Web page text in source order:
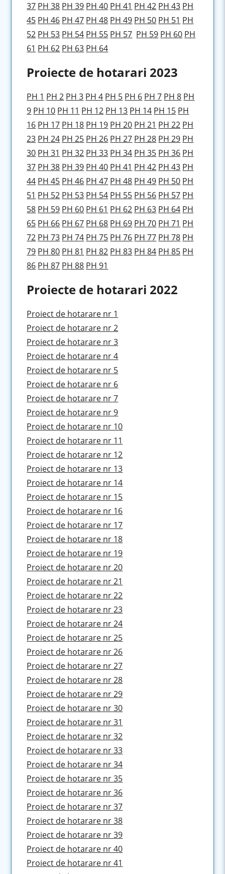
37 PH 38 PH 39 PH 40 PH 41 PH 42 PH 43 PH
45 PH 46 PH 47 PH 48 PH 49 PH 50 PH 51 PH
52 PH 53 PH 54 PH 55 PH 57 PH 59 PH 60 PH
61 PH 62 PH 63 PH 64
Proiecte de hotarari 2023
PH 1 PH 2 PH 3 PH 4 PH 5 PH 6 PH 7 PH 8 PH
9 PH 10 PH 11 PH 12 PH 13 PH 14 PH 15 PH
16 PH 17 PH 18 PH 19 PH 20 PH 21 PH 22 PH
23 PH 24 PH 25 PH 26 PH 27 PH 28 PH 29 PH
30 PH 31 PH 32 PH 33 PH 34 PH 35 PH 36 PH
37 PH 38 PH 39 PH 40 PH 41 PH 42 PH 43 PH
44 PH 45 PH 46 PH 47 PH 48 PH 49 PH 50 PH
51 PH 52 PH 53 PH 54 PH 55 PH 56 PH 57 PH
58 PH 59 PH 60 PH 61 PH 62 PH 63 PH 64 PH
65 PH 66 PH 67 PH 68 PH 69 PH 70 PH 71 PH
72 PH 73 PH 74 PH 75 PH 76 PH 77 PH 78 PH
79 PH 80 PH 81 PH 82 PH 83 PH 84 PH 85 PH
86 PH 87 PH 88 PH 91
Proiecte de hotarari 2022
Proiect de hotarare nr 1
Proiect de hotarare nr 2
Proiect de hotarare nr 3
Proiect de hotarare nr 4
Proiect de hotarare nr 5
Proiect de hotarare nr 6
Proiect de hotarare nr 7
Proiect de hotarare nr 9
Proiect de hotarare nr 10
Proiect de hotarare nr 11
Proiect de hotarare nr 12
Proiect de hotarare nr 13
Proiect de hotarare nr 14
Proiect de hotarare nr 15
Proiect de hotarare nr 16
Proiect de hotarare nr 17
Proiect de hotarare nr 18
Proiect de hotarare nr 19
Proiect de hotarare nr 20
Proiect de hotarare nr 21
Proiect de hotarare nr 22
Proiect de hotarare nr 23
Proiect de hotarare nr 24
Proiect de hotarare nr 25
Proiect de hotarare nr 26
Proiect de hotarare nr 27
Proiect de hotarare nr 28
Proiect de hotarare nr 29
Proiect de hotarare nr 30
Proiect de hotarare nr 31
Proiect de hotarare nr 32
Proiect de hotarare nr 33
Proiect de hotarare nr 34
Proiect de hotarare nr 35
Proiect de hotarare nr 36
Proiect de hotarare nr 37
Proiect de hotarare nr 38
Proiect de hotarare nr 39
Proiect de hotarare nr 40
Proiect de hotarare nr 41